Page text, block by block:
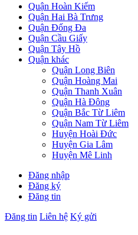
Quận Hoàn Kiếm
Quận Hai Bà Trưng
Quận Đống Đa
Quận Cầu Giấy
Quận Tây Hồ
Quận khác
Quận Long Biên
Quận Hoàng Mai
Quận Thanh Xuân
Quận Hà Đông
Quận Bắc Từ Liêm
Quận Nam Từ Liêm
Huyện Hoài Đức
Huyện Gia Lâm
Huyện Mê Linh
Đăng nhập
Đăng ký
Đăng tin
Đăng tin Liên hệ Ký gửi